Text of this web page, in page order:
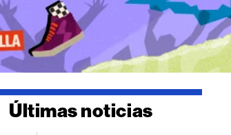
Últimas noticias